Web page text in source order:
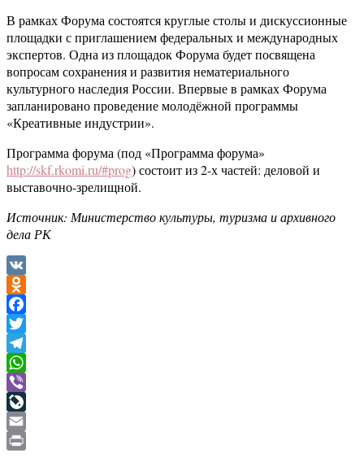
В рамках Форума состоятся круглые столы и дискуссионные
площадки с приглашением федеральных и международных
экспертов. Одна из площадок Форума будет посвящена
вопросам сохранения и развития нематериального
культурного наследия России. Впервые в рамках Форума
запланировано проведение молодёжной программы
«Креативные индустрии».
Программа форума (под «Программа форума»
http://skf.rkomi.ru/#prog) состоит из 2-х частей: деловой и
выставочно-зрелищной.
Источник: Министерство культуры, туризма и архивного
дела РК
VK
Odnoklassniki
Facebook
Twitter
Telegram
WhatsApp
Viber
LiveJournal
Email